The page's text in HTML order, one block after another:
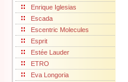
Enrique Iglesias
Escada
Escentric Molecules
Esprit
Estée Lauder
ETRO
Eva Longoria